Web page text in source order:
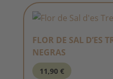
FLOR DE SAL D’ES
NEGRAS
11,90 €